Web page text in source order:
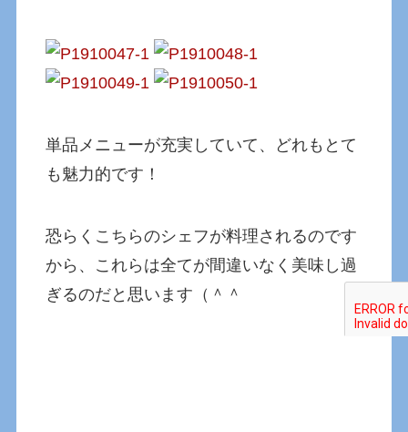
単品メニューが充実していて、どれもとて
も魅力的です！
恐らくこちらのシェフが料理されるのです
から、これらは全てが間違いなく美味し過
ぎるのだと思います（＾＾